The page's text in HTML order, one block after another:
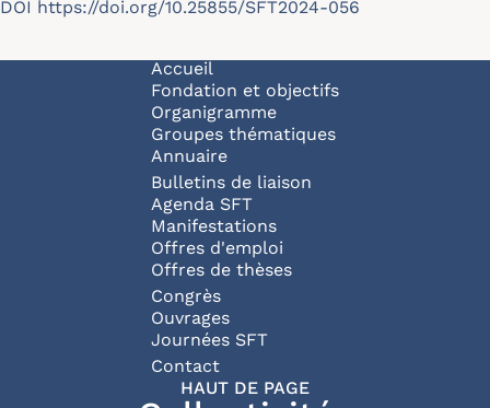
DOI https://doi.org/10.25855/SFT2024-056
Navigation principale
Accueil
Fondation et objectifs
Organigramme
Groupes thématiques
Annuaire
Bulletins de liaison
Agenda SFT
Manifestations
Offres d'emploi
Offres de thèses
Congrès
Ouvrages
Journées SFT
Pied de page
Contact
HAUT DE PAGE